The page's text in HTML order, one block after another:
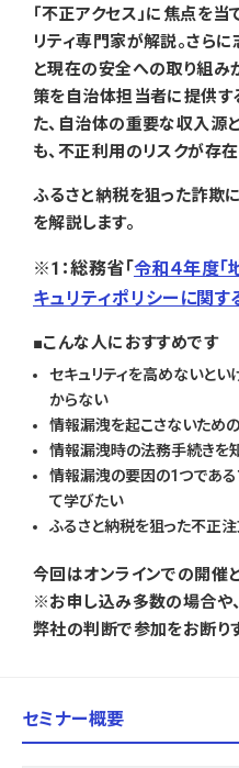
「不正アクセス」に焦点を
リティ専門家が解説。さら
と現在の安全への取り組み
策を自治体担当者に提供す
た、自治体の重要な収入源
も、不正利用のリスクが存在
ふるさと納税を狙った詐欺
を解説します。
※1：総務省「令和４年度
キュリティポリシーに関す
こんな人におすすめです
セキュリティを高めないと
からない
情報漏洩を起こさないため
情報漏洩時の法務手続きを
情報漏洩の要因の1つである
て学びたい
ふるさと納税を狙った不正
今回はオンラインでの開催と
※お申し込み多数の場合や
弊社の判断で参加をお断り
セミナー概要